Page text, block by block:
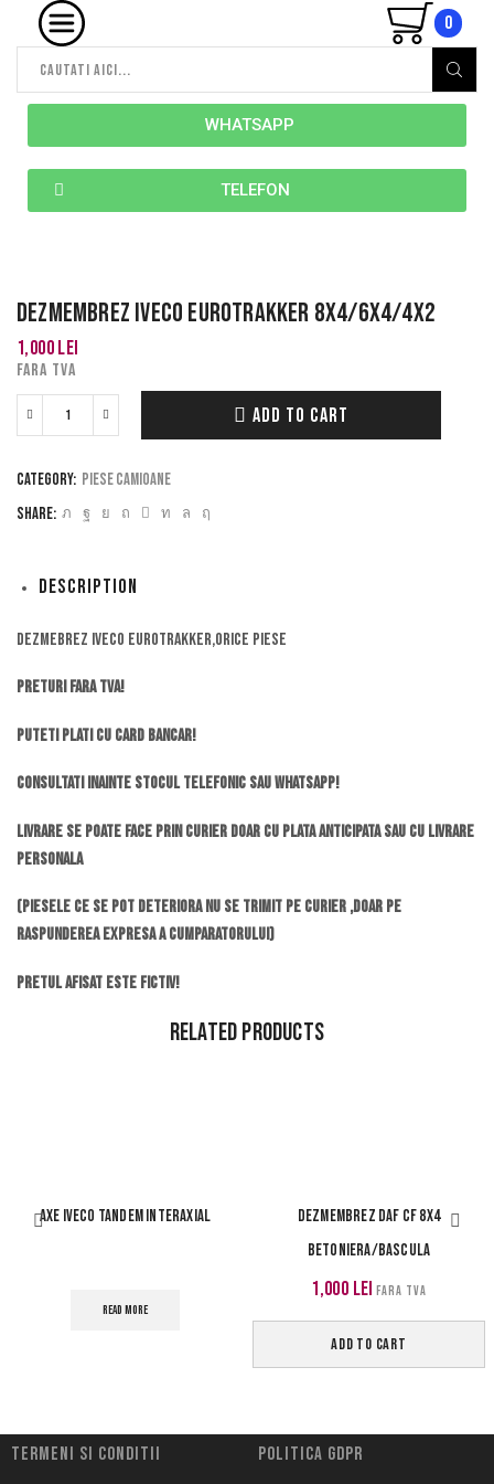
0
WHATSAPP
TELEFON
DEZMEMBREZ IVECO EUROTRAKKER 8X4/6X4/4X2
1,000 lei
FARA TVA
ADD TO CART
Category: Piese camioane
Share:
Description
Dezmebrez iveco eurotrakker,orice piese
Preturi fara TVA!
Puteti plati cu card bancar!
Consultati inainte stocul telefonic sau whatsapp!
Livrare se poate face prin curier doar cu plata anticipata sau cu livrare
personala
(piesele ce se pot deteriora nu se trimit pe curier ,doar pe
raspunderea expresa a cumparatorului)
Pretul afisat este fictiv!
Related Products
AXE IVECO TANDEM INTERAXIAL
READ MORE
DEZMEMBREZ DAF CF 8X4
BETONIERA/BASCULA
1,000 lei FARA TVA
ADD TO CART
Termeni si conditii
Politica Gdpr